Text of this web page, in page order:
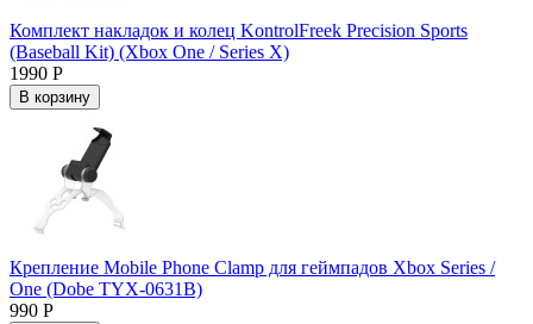
Комплект накладок и колец KontrolFreek Precision Sports
(Baseball Kit) (Xbox One / Series X)
1990 Р
В корзину
Крепление Mobile Phone Clamp для геймпадов Xbox Series /
One (Dobe TYX-0631B)
990 Р